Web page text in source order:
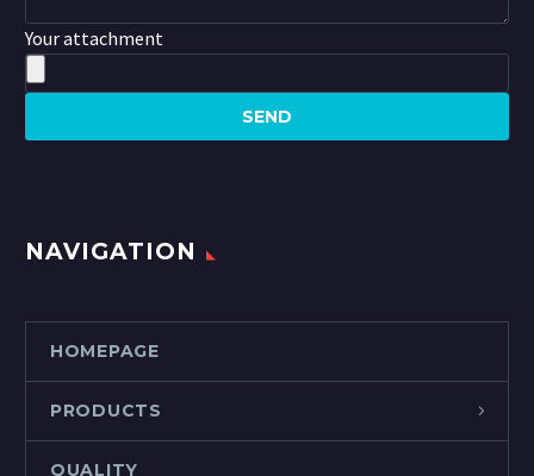
Your attachment
NAVIGATION
HOMEPAGE
PRODUCTS
QUALITY